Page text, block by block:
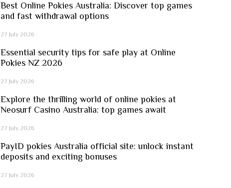
Best Online Pokies Australia: Discover top games
and fast withdrawal options
27 July 2026
Essential security tips for safe play at Online
Pokies NZ 2026
27 July 2026
Explore the thrilling world of online pokies at
Neosurf Casino Australia: top games await
27 July 2026
PayID pokies Australia official site: unlock instant
deposits and exciting bonuses
27 July 2026